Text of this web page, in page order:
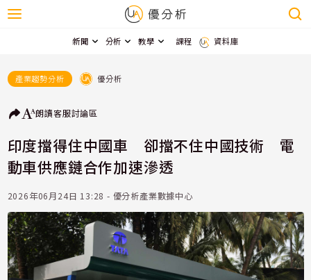
新聞 分析 教學 課程 資料庫
產業趨勢分析 優分析
朗讀客服討論區
印度擋得住中國車 卻擋不住中國技術 電
動車供應鏈合作加速滲透
2026年06月24日 13:28 - 優分析產業數據中心